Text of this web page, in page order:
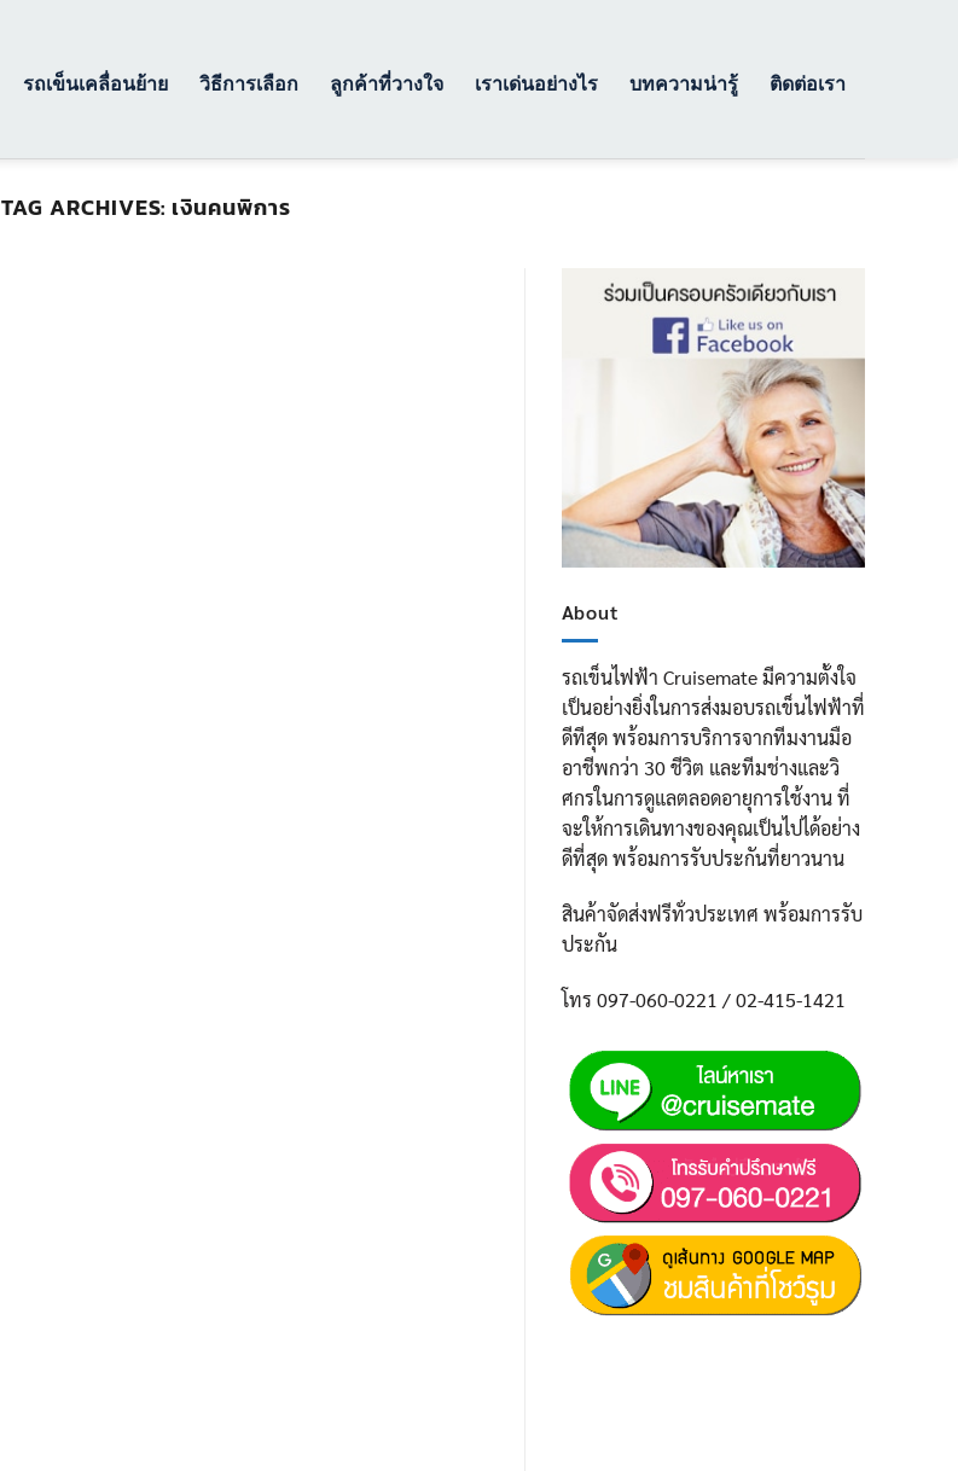
รถเข็นเคลื่อนย้าย วิธีการเลือก ลูกค้าที่วางใจ เราเด่นอย่างไร บทความน่ารู้ ติดต่อเรา
TAG ARCHIVES: เงินคนพิการ
About
รถเข็นไฟฟ้า Cruisemate มีความตั้งใจ
เป็นอย่างยิ่งในการส่งมอบรถเข็นไฟฟ้าที่
ดีทีสุด พร้อมการบริการจากทีมงานมือ
อาชีพกว่า 30 ชีวิต และทีมช่างและวิ
ศกรในการดูแลตลอดอายุการใช้งาน ที่
จะให้การเดินทางของคุณเป็นไปได้อย่าง
ดีที่สุด พร้อมการรับประกันที่ยาวนาน
สินค้าจัดส่งฟรีทั่วประเทศ พร้อมการรับ
ประกัน
โทร 097-060-0221 / 02-415-1421